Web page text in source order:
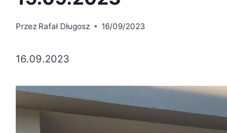
Przez Rafał Długosz 16/09/2023
16.09.2023